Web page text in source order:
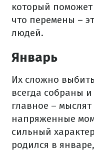
который
что перемены –
людей.
Январь
Их сложно
всегда собраны
главное –
напряженные
сильный
родился в